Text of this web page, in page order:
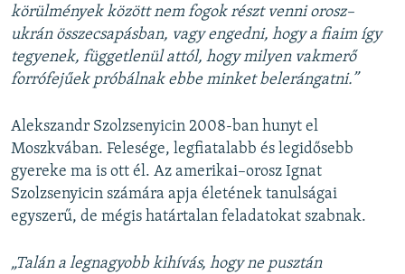
körülmények között nem fogok részt venni orosz–
ukrán összecsapásban, vagy engedni, hogy a fiaim így
tegyenek, függetlenül attól, hogy milyen vakmerő
forrófejűek próbálnak ebbe minket belerángatni.”
Alekszandr Szolzsenyicin 2008-ban hunyt el
Moszkvában. Felesége, legfiatalabb és legidősebb
gyereke ma is ott él. Az amerikai–orosz Ignat
Szolzsenyicin számára apja életének tanulságai
egyszerű, de mégis határtalan feladatokat szabnak.
„Talán a legnagyobb kihívás, hogy ne pusztán